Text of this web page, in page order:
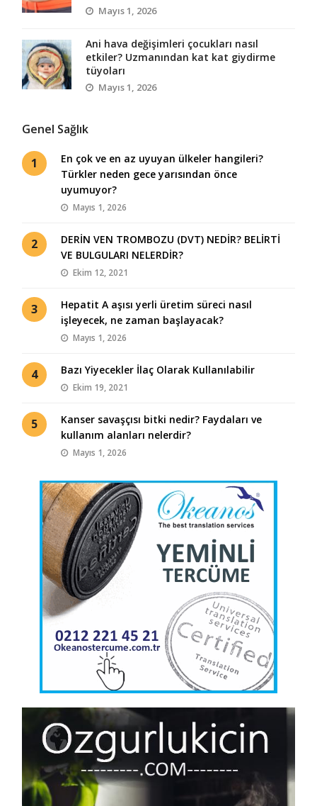
Mayıs 1, 2026
Ani hava değişimleri çocukları nasıl
etkiler? Uzmanından kat kat giydirme
tüyoları
Mayıs 1, 2026
Genel Sağlık
1
En çok ve en az uyuyan ülkeler hangileri?
Türkler neden gece yarısından önce
uyumuyor?
Mayıs 1, 2026
2
DERİN VEN TROMBOZU (DVT) NEDİR? BELİRTİ
VE BULGULARI NELERDİR?
Ekim 12, 2021
3
Hepatit A aşısı yerli üretim süreci nasıl
işleyecek, ne zaman başlayacak?
Mayıs 1, 2026
4 Bazı Yiyecekler İlaç Olarak Kullanılabilir
Ekim 19, 2021
5
Kanser savaşçısı bitki nedir? Faydaları ve
kullanım alanları nelerdir?
Mayıs 1, 2026